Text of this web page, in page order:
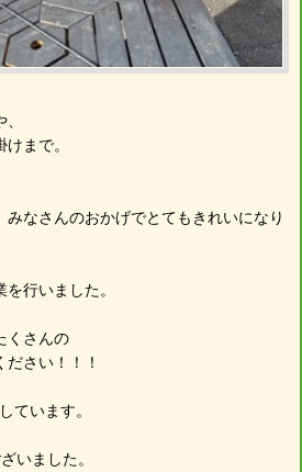
まで。
なさんのおかげでとてもきれいになり
行いました。
くさんの
さい！！！
ています。
いました。